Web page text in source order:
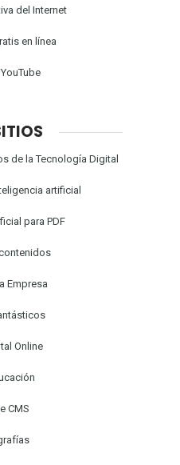
del Internet
en línea
de la Tecnología Digital
artificial
para PDF
Empresa
Online
CMS